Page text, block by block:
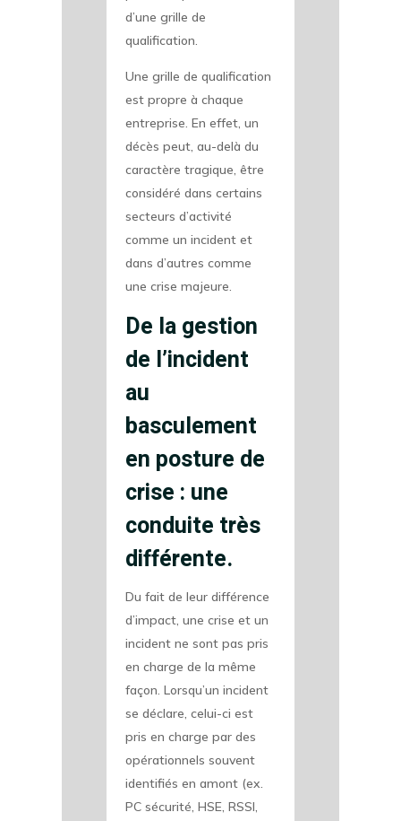
d’une grille de
qualification.
Une grille de qualification
est propre à chaque
entreprise. En effet, un
décès peut, au-delà du
caractère tragique, être
considéré dans certains
secteurs d’activité
comme un incident et
dans d’autres comme
une crise majeure.
De la gestion
de l’incident
au
basculement
en posture de
crise : une
conduite très
différente.
Du fait de leur différence
d’impact, une crise et un
incident ne sont pas pris
en charge de la même
façon. Lorsqu’un incident
se déclare, celui-ci est
pris en charge par des
opérationnels souvent
identifiés en amont (ex.
PC sécurité, HSE, RSSI,